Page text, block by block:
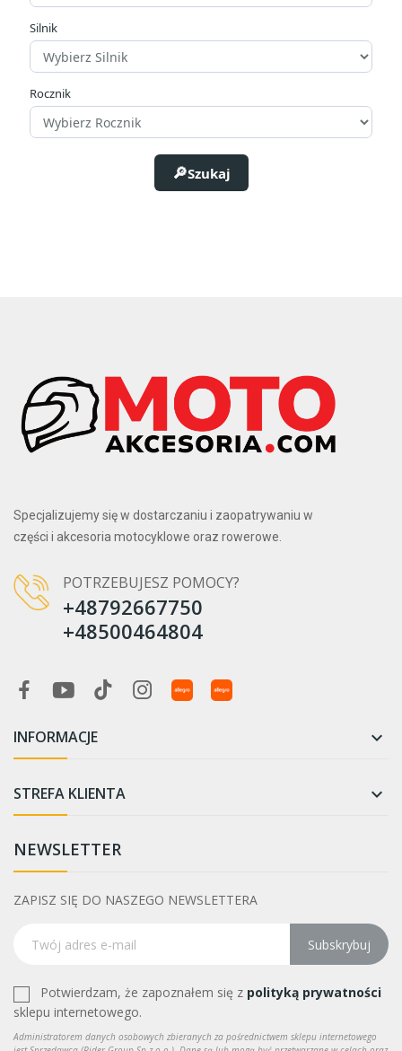
Silnik
Rocznik
Szukaj
Specjalizujemy się w dostarczaniu i zaopatrywaniu w
części i akcesoria motocyklowe oraz rowerowe.
POTRZEBUJESZ POMOCY?
+48792667750
+48500464804
INFORMACJE 
STREFA KLIENTA 
NEWSLETTER
ZAPISZ SIĘ DO NASZEGO NEWSLETTERA
Subskrybuj
Potwierdzam, że zapoznałem się z polityką prywatności
sklepu internetowego.
Administratorem danych osobowych zbieranych za pośrednictwem sklepu internetowego